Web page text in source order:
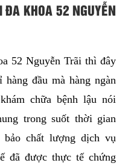
ĐA KHOA 52 NGUYỄN
52 Nguyễn Trãi thì đây
đầu mà hàng ngàn
chữa bệnh lậu nói
trong suốt thời gian
bảo chất lượng dịch vụ
đã được thực tế chứng